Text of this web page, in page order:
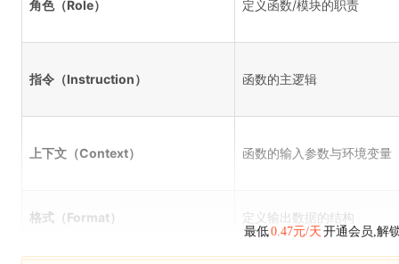
角色（Role） 定义函数/模块的职责
指令（Instruction） 函数的主逻辑
上下文（Context） 函数的输入参数与环境变量
格式（Format） 定义输出数据的结构
最低0.47元/天 开通会员,解